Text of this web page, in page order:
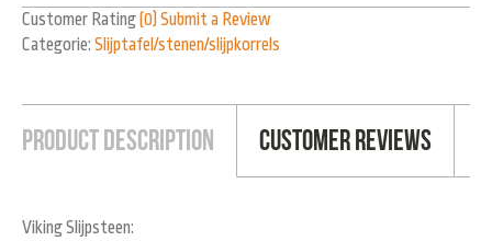
Customer Rating(0) Submit a Review
Categorie: Slijptafel/stenen/slijpkorrels
Product Description Customer Reviews
Viking Slijpsteen: